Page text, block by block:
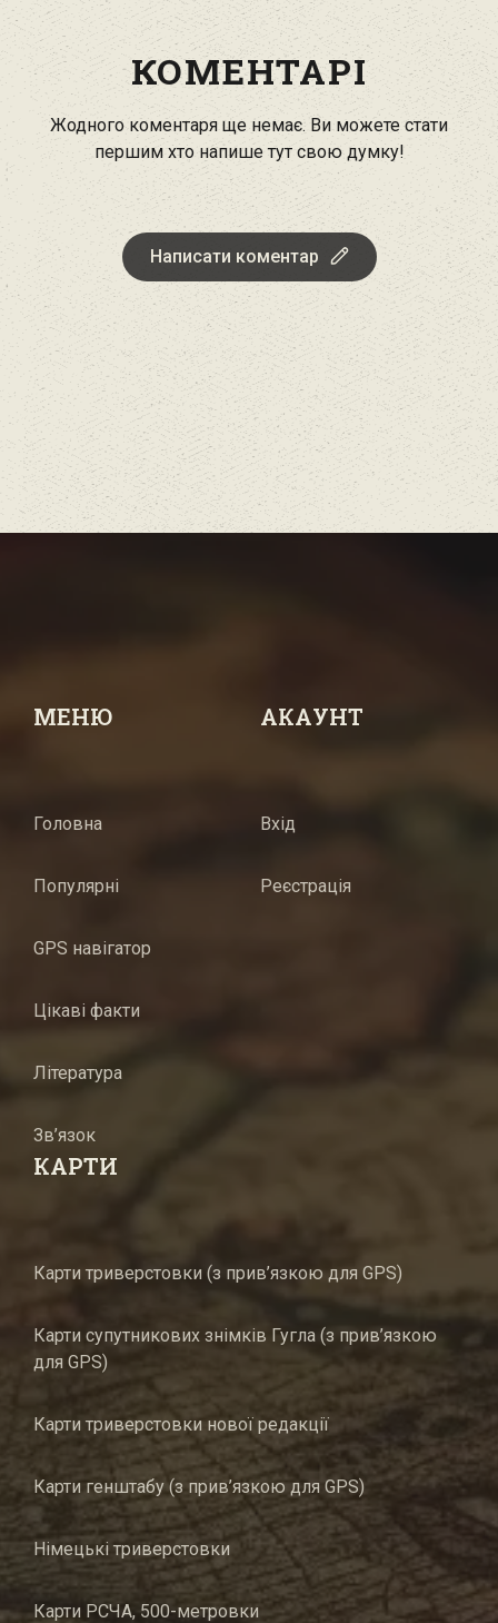
КОМЕНТАРІ
Жодного коментаря ще немає. Ви можете стати
першим хто напише тут свою думку!
Написати коментар
МЕНЮ
Головна
Популярні
GPS навігатор
Цікаві факти
Література
Зв’язок
АКАУНТ
Вхід
Реєстрація
КАРТИ
Карти триверстовки (з прив’язкою для GPS)
Карти супутникових знімків Гугла (з прив’язкою
для GPS)
Карти триверстовки нової редакції
Карти генштабу (з прив’язкою для GPS)
Німецькі триверстовки
Карти РСЧА, 500-метровки